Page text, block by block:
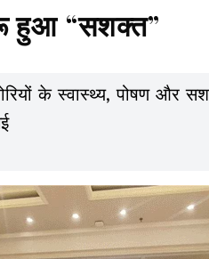
हुआ “सशक्त”
के स्वास्थ्य, पोषण और